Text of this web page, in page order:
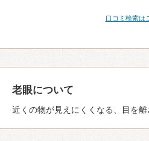
口コミ検索は
老眼について
近くの物が見えにくくなる、目を